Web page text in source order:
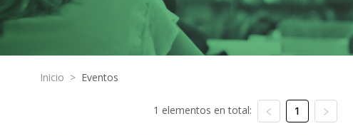
Inicio > Eventos
1 elementos en total: 1